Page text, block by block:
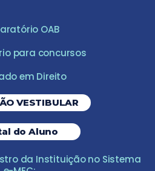
OAB
para concursos
em Direito
VESTIBULAR
do Aluno
da Instituição no Sistema